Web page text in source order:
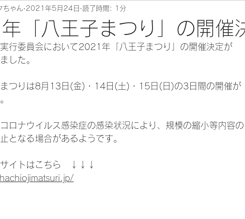
「八王子まつり」の開催
ちゃん 2021年5月24日 読了時間: 1分
行委員会において2021年「八王子まつり」の開催決定が
した。
つりは8月13日(金)・14日(土)・15日(日)の3日間の開催が
ロナウイルス感染症の感染状況により、規模の縮小等内容の
となる場合があるようです。
イトはこちら　↓↓↓